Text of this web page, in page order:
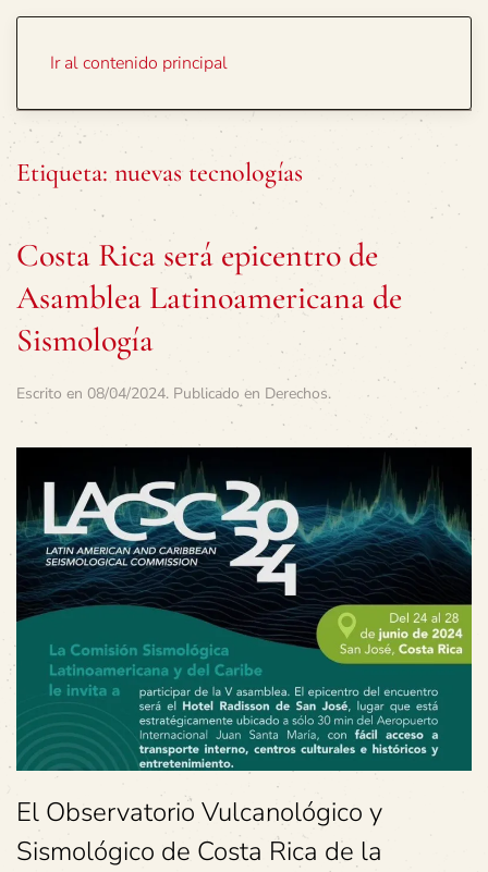
Ir al contenido principal
Etiqueta: nuevas tecnologías
Costa Rica será epicentro de
Asamblea Latinoamericana de
Sismología
Escrito en 08/04/2024. Publicado en Derechos.
El Observatorio Vulcanológico y
Sismológico de Costa Rica de la